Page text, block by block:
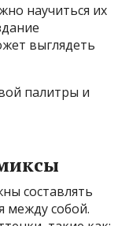
научиться их
выглядеть
палитры и
составлять
между собой.